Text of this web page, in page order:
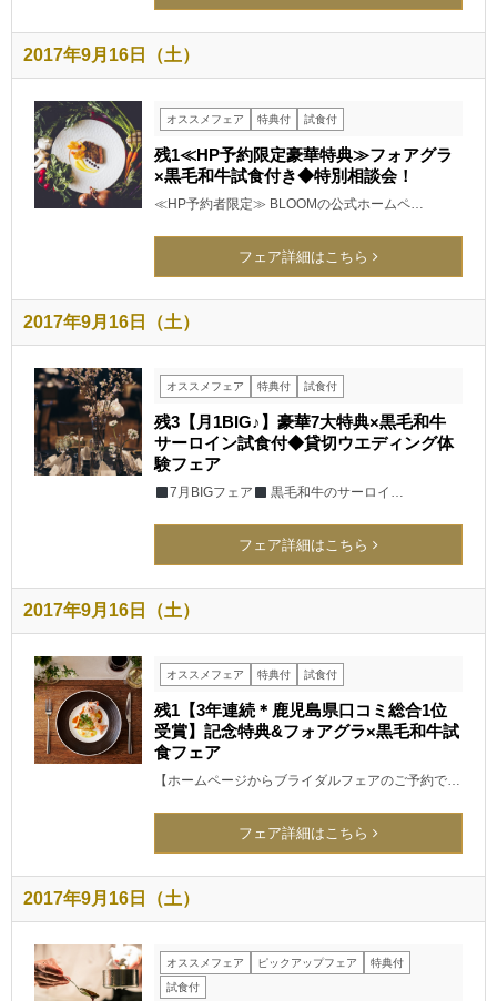
2017年9月16日（土）
オススメフェア 特典付 試食付
残1≪HP予約限定豪華特典≫フォアグラ
×黒毛和牛試食付き◆特別相談会！
≪HP予約者限定≫ BLOOMの公式ホームペ…
フェア詳細はこちら
2017年9月16日（土）
オススメフェア 特典付 試食付
残3【月1BIG♪】豪華7大特典×黒毛和牛
サーロイン試食付◆貸切ウエディング体
験フェア
7月BIGフェア 黒毛和牛のサーロイ…
フェア詳細はこちら
2017年9月16日（土）
オススメフェア 特典付 試食付
残1【3年連続＊鹿児島県口コミ総合1位
受賞】記念特典&フォアグラ×黒毛和牛試
食フェア
【ホームページからブライダルフェアのご予約で…
フェア詳細はこちら
2017年9月16日（土）
オススメフェア ピックアップフェア
特典付
試食付